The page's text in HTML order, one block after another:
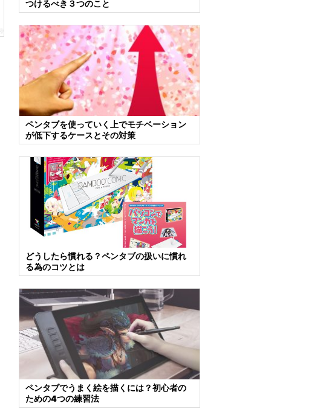
つけるべき３つのこと
ペンタブを使っていく上でモチベーション
が低下するケースとその対策
どうしたら慣れる？ペンタブの扱いに慣れ
る為のコツとは
ペンタブでうまく絵を描くには？初心者の
ための4つの練習法